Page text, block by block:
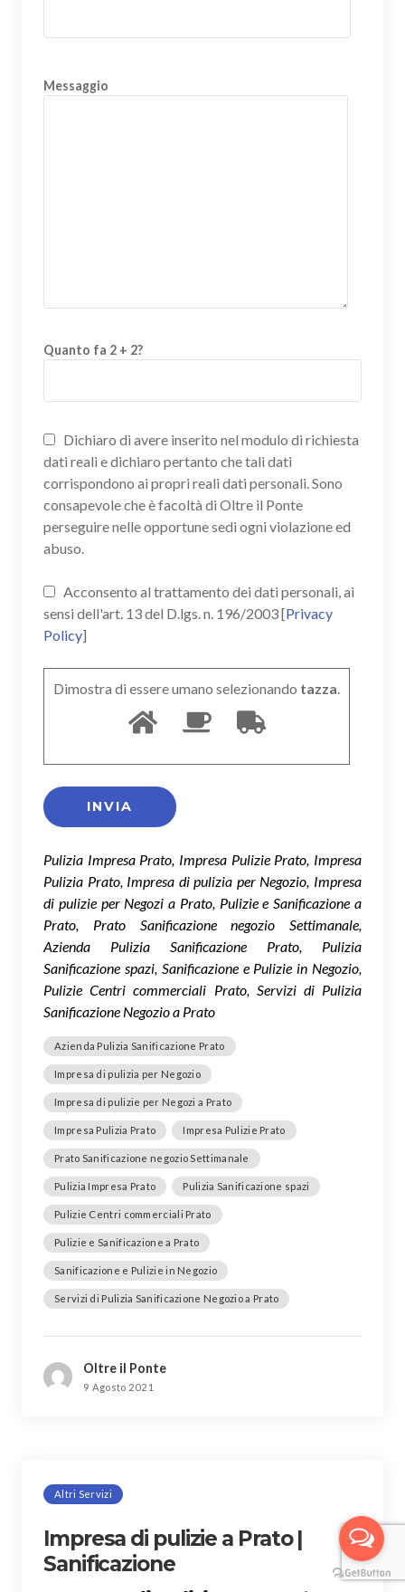
Messaggio
Quanto fa 2 + 2?
Dichiaro di avere inserito nel modulo di richiesta
dati reali e dichiaro pertanto che tali dati
corrispondono ai propri reali dati personali. Sono
consapevole che è facoltà di Oltre il Ponte
perseguire nelle opportune sedi ogni violazione ed
abuso.
Acconsento al trattamento dei dati personali, ai
sensi dell'art. 13 del D.lgs. n. 196/2003 [Privacy
Policy]
Dimostra di essere umano selezionando tazza.
Pulizia Impresa Prato, Impresa Pulizie Prato, Impresa
Pulizia Prato, Impresa di pulizia per Negozio, Impresa
di pulizie per Negozi a Prato, Pulizie e Sanificazione a
Prato, Prato Sanificazione negozio Settimanale,
Azienda Pulizia Sanificazione Prato, Pulizia
Sanificazione spazi, Sanificazione e Pulizie in Negozio,
Pulizie Centri commerciali Prato, Servizi di Pulizia
Sanificazione Negozio a Prato
Azienda Pulizia Sanificazione Prato
Impresa di pulizia per Negozio
Impresa di pulizie per Negozi a Prato
Impresa Pulizia Prato Impresa Pulizie Prato
Prato Sanificazione negozio Settimanale
Pulizia Impresa Prato Pulizia Sanificazione spazi
Pulizie Centri commerciali Prato
Pulizie e Sanificazione a Prato
Sanificazione e Pulizie in Negozio
Servizi di Pulizia Sanificazione Negozio a Prato
Oltre il Ponte
9 Agosto 2021
Altri Servizi
Impresa di pulizie a Prato |
Sanificazione